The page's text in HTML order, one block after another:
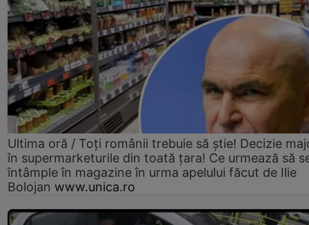
Ultima oră / Toți românii trebuie să știe! Decizie
în supermarketurile din toată țara! Ce urmează să
întâmple în magazine în urma apelului făcut de Ilie
Bolojan www.unica.ro